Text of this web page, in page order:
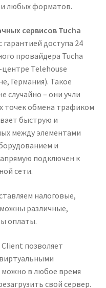
любых форматов.
сервисов Tucha
гарантией доступа 24
провайдера Tucha
Telehouse
Германия). Такое
случайно – они учли
точек обмена трафиком
быструю и
между элементами
и
подключен к
сети.
налоговые,
различные,
оплаты.
позволяет
в любое время
свой сервер.